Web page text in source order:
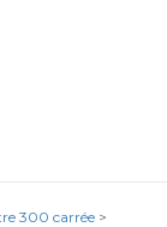
300 carrée >